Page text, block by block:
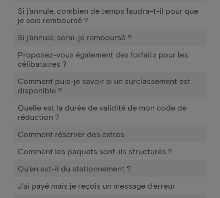
Si j'annule, combien de temps faudra-t-il pour que
je sois remboursé ?
Si j'annule, serai-je remboursé ?
Proposez-vous également des forfaits pour les
célibataires ?
Comment puis-je savoir si un surclassement est
disponible ?
Quelle est la durée de validité de mon code de
réduction ?
Comment réserver des extras
Comment les paquets sont-ils structurés ?
Qu'en est-il du stationnement ?
J'ai payé mais je reçois un message d'erreur